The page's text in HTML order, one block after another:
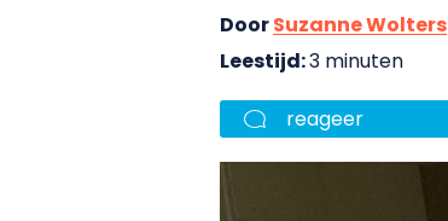
DoorSuzanne Wolters
Leestijd:3 minuten
reageer